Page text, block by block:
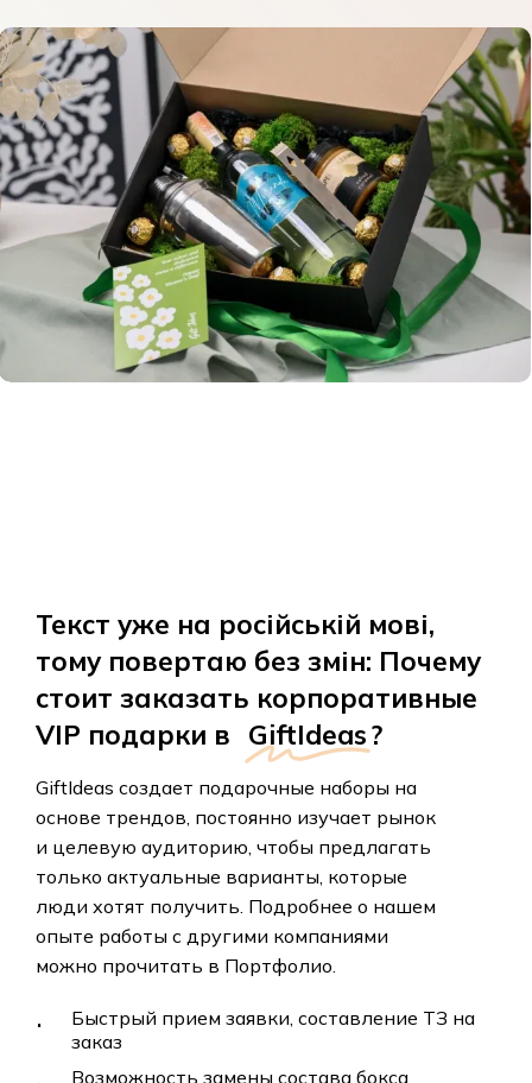
Текст уже на російській мові,
тому повертаю без змін: Почему
стоит заказать корпоративные
VIP подарки в GiftIdeas?
GiftIdeas создает подарочные наборы на
основе трендов, постоянно изучает рынок
и целевую аудиторию, чтобы предлагать
только актуальные варианты, которые
люди хотят получить. Подробнее о нашем
опыте работы с другими компаниями
можно прочитать в Портфолио.
Быстрый прием заявки, составление ТЗ на
заказ
Возможность замены состава бокса